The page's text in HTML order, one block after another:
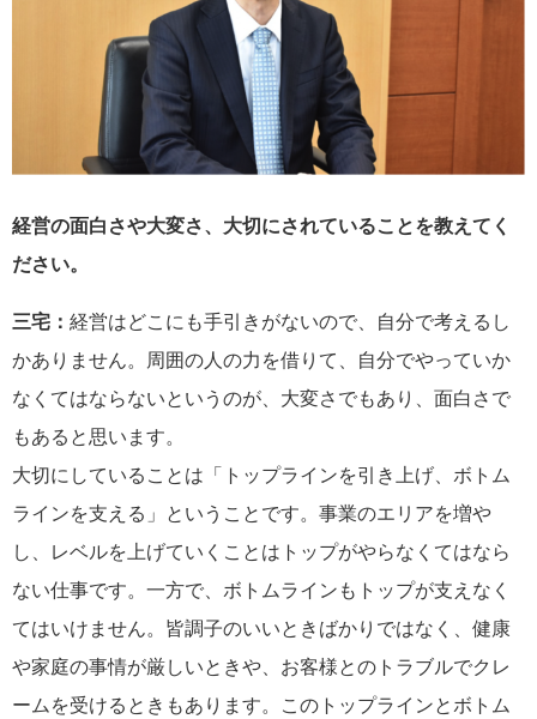
経営の面白さや大変さ、大切にされていることを教えてく
ださい。
三宅： 経営はどこにも手引きがないので、自分で考えるし
かありません。周囲の人の力を借りて、自分でやっていか
なくてはならないというのが、大変さでもあり、面白さで
もあると思います。
大切にしていることは「トップラインを引き上げ、ボトム
ラインを支える」ということです。事業のエリアを増や
し、レベルを上げていくことはトップがやらなくてはなら
ない仕事です。一方で、ボトムラインもトップが支えなく
てはいけません。皆調子のいいときばかりではなく、健康
や家庭の事情が厳しいときや、お客様とのトラブルでクレ
ームを受けるときもあります。このトップラインとボトム